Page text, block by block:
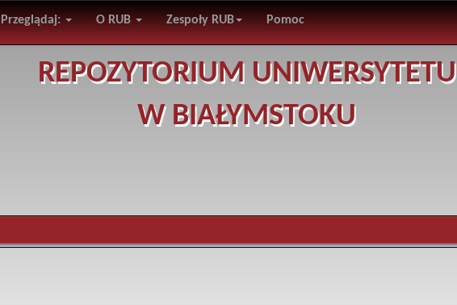
Przeglądaj: O RUB Zespoły RUB Pomoc
REPOZYTORIUM UNIWERSYTETU
W BIAŁYMSTOKU